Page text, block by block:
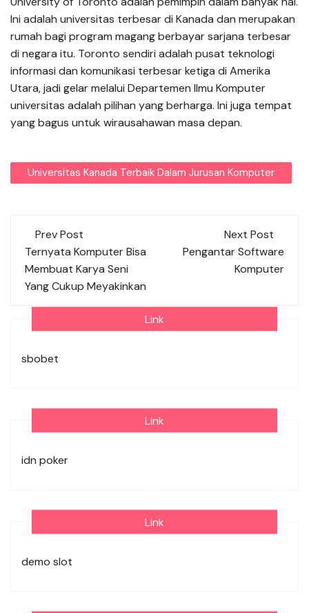
Ini adalah universitas terbesar di Kanada dan merupakan
rumah bagi program magang berbayar sarjana terbesar
di negara itu. Toronto sendiri adalah pusat teknologi
informasi dan komunikasi terbesar ketiga di Amerika
Utara, jadi gelar melalui Departemen Ilmu Komputer
universitas adalah pilihan yang berharga. Ini juga tempat
yang bagus untuk wirausahawan masa depan.
Universitas Kanada Terbaik Dalam Jurusan Komputer
Post
navigation
Prev Post
Ternyata Komputer Bisa
Membuat Karya Seni
Yang Cukup Meyakinkan
Next Post
Pengantar Software
Komputer
Link
sbobet
Link
idn poker
Link
demo slot